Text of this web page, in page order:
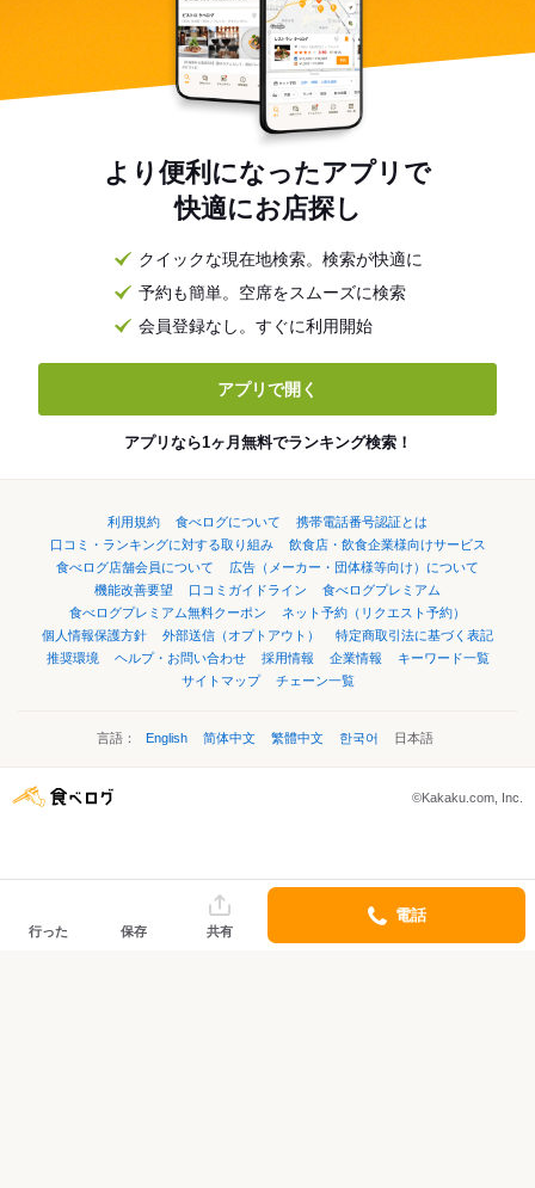
より便利になったアプリで
快適にお店探し
クイックな現在地検索。検索が快適に
予約も簡単。空席をスムーズに検索
会員登録なし。すぐに利用開始
アプリで開く
アプリなら1ヶ月無料でランキング検索！
利用規約 食べログについて
携帯電話番号認証とは
口コミ・ランキングに対する取り組み
飲食店・飲食企業様向けサービス
食べログ店舗会員について
広告（メーカー・団体様等向け）について
機能改善要望
口コミガイドライン
食べログプレミアム
食べログプレミアム無料クーポン
ネット予約（リクエスト予約）
個人情報保護方針
外部送信（オプトアウト）
特定商取引法に基づく表記
推奨環境
ヘルプ・お問い合わせ 採用情報 企業情報
キーワード一覧
サイトマップ
チェーン一覧
言語： English 简体中文 繁體中文 한국어 日本語
©Kakaku.com, Inc.
行った 保存 共有
電話